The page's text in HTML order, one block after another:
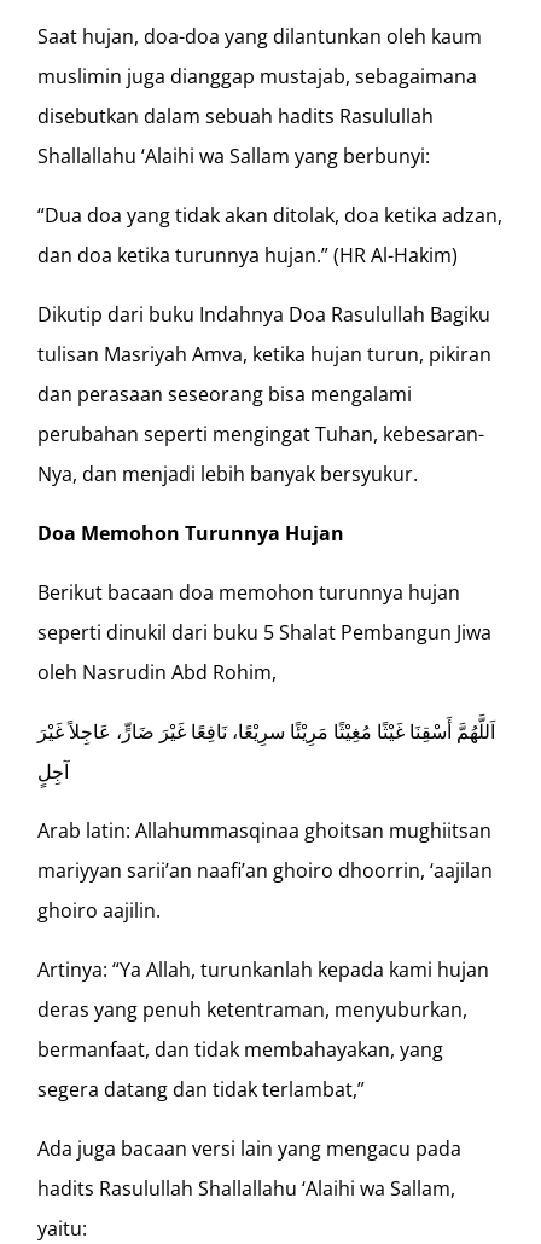
Saat hujan, doa-doa yang dilantunkan oleh kaum
muslimin juga dianggap mustajab, sebagaimana
disebutkan dalam sebuah hadits Rasulullah
Shallallahu ‘Alaihi wa Sallam yang berbunyi:
“Dua doa yang tidak akan ditolak, doa ketika adzan,
dan doa ketika turunnya hujan.” (HR Al-Hakim)
Dikutip dari buku Indahnya Doa Rasulullah Bagiku
tulisan Masriyah Amva, ketika hujan turun, pikiran
dan perasaan seseorang bisa mengalami
perubahan seperti mengingat Tuhan, kebesaran-
Nya, dan menjadi lebih banyak bersyukur.
Doa Memohon Turunnya Hujan
Berikut bacaan doa memohon turunnya hujan
seperti dinukil dari buku 5 Shalat Pembangun Jiwa
oleh Nasrudin Abd Rohim,
اَللَّهُمَّ أَسْقِنَا غَيْثًا مُغِيْثًا مَرِيْئًا سرِيْعًا، نَافِعًا غَيْرَ ضَارٍّ، عَاجِلاً غَيْرَ
آجِلٍ
Arab latin: Allahummasqinaa ghoitsan mughiitsan
mariyyan sarii’an naafi’an ghoiro dhoorrin, ‘aajilan
ghoiro aajilin.
Artinya: “Ya Allah, turunkanlah kepada kami hujan
deras yang penuh ketentraman, menyuburkan,
bermanfaat, dan tidak membahayakan, yang
segera datang dan tidak terlambat,”
Ada juga bacaan versi lain yang mengacu pada
hadits Rasulullah Shallallahu ‘Alaihi wa Sallam,
yaitu: